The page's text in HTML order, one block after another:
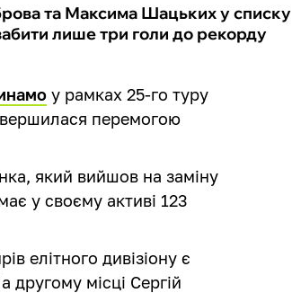
та Максима Шацьких у списку
лише три голи до рекорду
у рамках 25-го туру
перемогою
який вийшов на заміну
у своєму активі 123
елітного дивізіону є
місці Сергій